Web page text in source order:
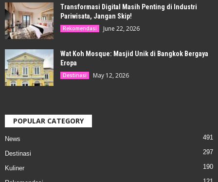
Transformasi Digital Masih Penting di Industri
Pariwisata, Jangan Skip!
Rekomendasi June 22, 2026
Wat Koh Mosque: Masjid Unik di Bangkok Bergaya
Eropa
Destinasi May 12, 2026
POPULAR CATEGORY
News 491
Destinasi 297
Kuliner 190